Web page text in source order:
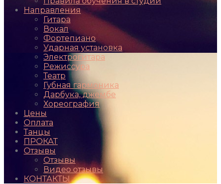
Направления
Гитара
Вокал
Фортепиано
Ударная установка
Электрогитара
Режиссура
Театр
Губная гармоника
Дарбука, джембе
Хореография
Цены
Оплата
Танцы
ПРОКАТ
Отзывы
Отзывы
Видео отзывы
КОНТАКТЫ